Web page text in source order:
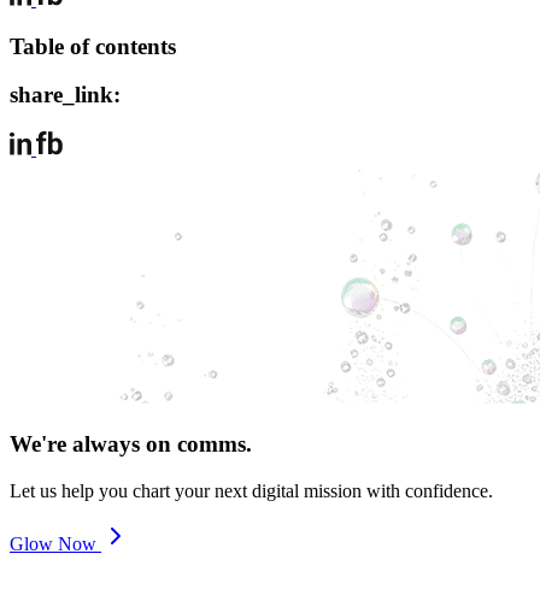
Table of contents
share_link:
We're always on comms.
Let us help you chart your next digital mission with confidence.
Glow Now